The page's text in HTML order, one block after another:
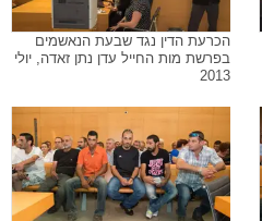
הכרעת הדין נגד שבעת הנאשמים
בפרשת מות החייל עדן נתן זאדה, יולי
2013